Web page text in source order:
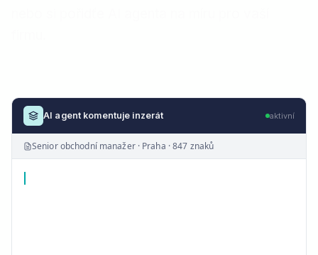
AI agent komentuje inzerát aktivní
Senior obchodní manažer · Praha · 847 znaků